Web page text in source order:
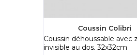
Coussin Colibri
Coussin déhoussable avec
invisible au dos. 32x32cm